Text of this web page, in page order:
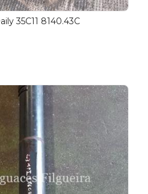
35C11 8140.43C